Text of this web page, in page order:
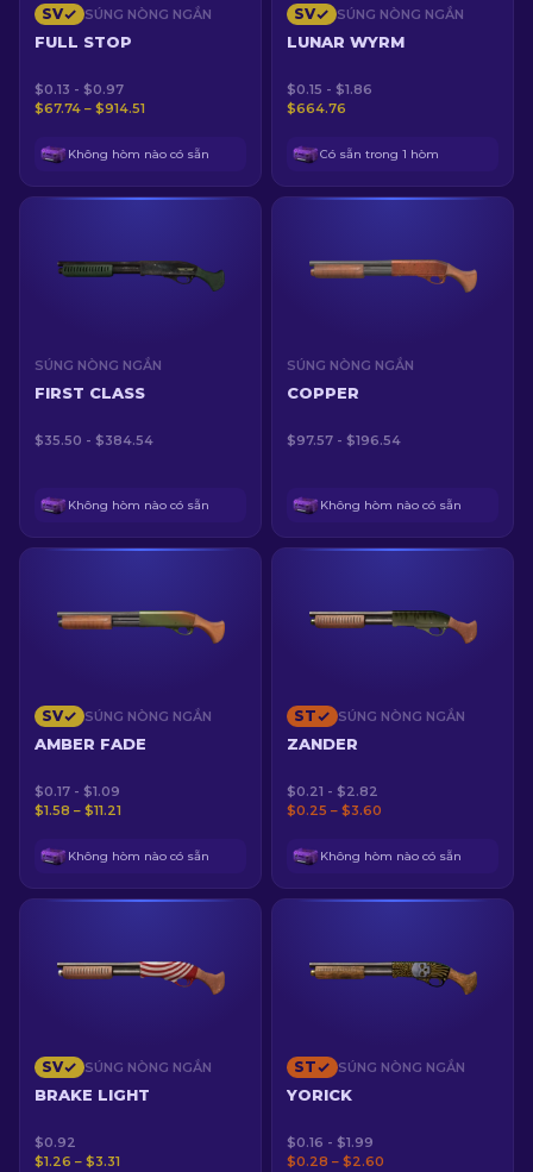
SV SÚNG NÒNG NGẮN
FULL STOP
$0.13 - $0.97
$67.74 – $914.51
Không hòm nào có sẵn
SV SÚNG NÒNG NGẮN
LUNAR WYRM
$0.15 - $1.86
$664.76
Có sẵn trong 1 hòm
SÚNG NÒNG NGẮN
FIRST CLASS
$35.50 - $384.54
Không hòm nào có sẵn
SÚNG NÒNG NGẮN
COPPER
$97.57 - $196.54
Không hòm nào có sẵn
SV SÚNG NÒNG NGẮN
AMBER FADE
$0.17 - $1.09
$1.58 – $11.21
Không hòm nào có sẵn
ST SÚNG NÒNG NGẮN
ZANDER
$0.21 - $2.82
$0.25 – $3.60
Không hòm nào có sẵn
SV SÚNG NÒNG NGẮN
BRAKE LIGHT
$0.92
$1.26 – $3.31
ST SÚNG NÒNG NGẮN
YORICK
$0.16 - $1.99
$0.28 – $2.60